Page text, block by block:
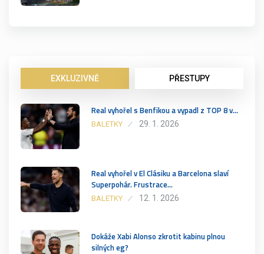
EXKLUZIVNĚ PŘESTUPY
Real vyhořel s Benfikou a vypadl z TOP 8 v…
BALETKY 29. 1. 2026
Real vyhořel v El Clásiku a Barcelona slaví
Superpohár. Frustrace…
BALETKY 12. 1. 2026
Dokáže Xabi Alonso zkrotit kabinu plnou
silných eg?